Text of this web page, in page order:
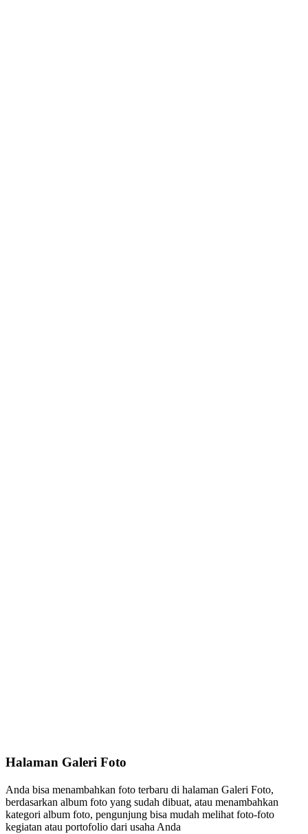
Halaman Galeri Foto
Anda bisa menambahkan foto terbaru di halaman Galeri Foto,
berdasarkan album foto yang sudah dibuat, atau menambahkan
kategori album foto, pengunjung bisa mudah melihat foto-foto
kegiatan atau portofolio dari usaha Anda